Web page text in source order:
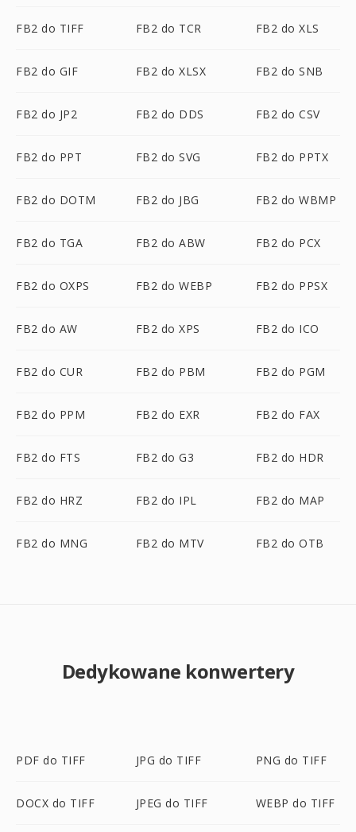
FB2 do TIFF FB2 do TCR FB2 do XLS
FB2 do GIF FB2 do XLSX FB2 do SNB
FB2 do JP2 FB2 do DDS FB2 do CSV
FB2 do PPT FB2 do SVG FB2 do PPTX
FB2 do DOTM FB2 do JBG FB2 do WBMP
FB2 do TGA FB2 do ABW FB2 do PCX
FB2 do OXPS FB2 do WEBP FB2 do PPSX
FB2 do AW FB2 do XPS FB2 do ICO
FB2 do CUR FB2 do PBM FB2 do PGM
FB2 do PPM FB2 do EXR FB2 do FAX
FB2 do FTS FB2 do G3 FB2 do HDR
FB2 do HRZ FB2 do IPL FB2 do MAP
FB2 do MNG FB2 do MTV FB2 do OTB
Dedykowane konwertery
PDF do TIFF JPG do TIFF PNG do TIFF
DOCX do TIFF JPEG do TIFF WEBP do TIFF